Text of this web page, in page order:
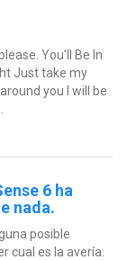
You'll Be In
Just take my
you I will be
6 ha
nada.
posible
cual es la avería.